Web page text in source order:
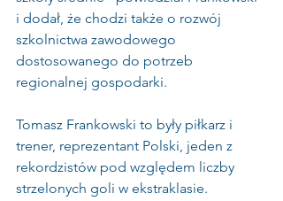
i dodał, że chodzi także o rozwój
szkolnictwa zawodowego
dostosowanego do potrzeb
regionalnej gospodarki.
Tomasz Frankowski to były piłkarz i
trener, reprezentant Polski, jeden z
rekordzistów pod względem liczby
strzelonych goli w ekstraklasie.